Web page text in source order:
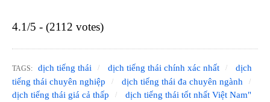
4.1/5 - (2112 votes)
TAGS: dịch tiếng thái dịch tiếng thái chính xác nhất
dịch
tiếng thái chuyên nghiệp
dịch tiếng thái đa chuyên ngành
dịch tiếng thái giá cả thấp
dịch tiếng thái tốt nhất Việt Nam"